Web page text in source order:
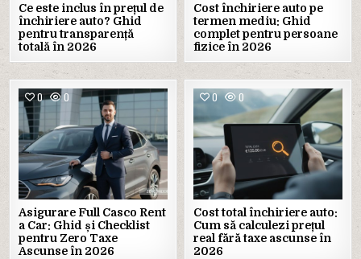
Ce este inclus în prețul de
închiriere auto? Ghid
pentru transparență
totală în 2026
Cost închiriere auto pe
termen mediu: Ghid
complet pentru persoane
fizice în 2026
0 0
Asigurare Full Casco Rent
a Car: Ghid și Checklist
pentru Zero Taxe
Ascunse în 2026
0 0
Cost total închiriere auto:
Cum să calculezi prețul
real fără taxe ascunse în
2026